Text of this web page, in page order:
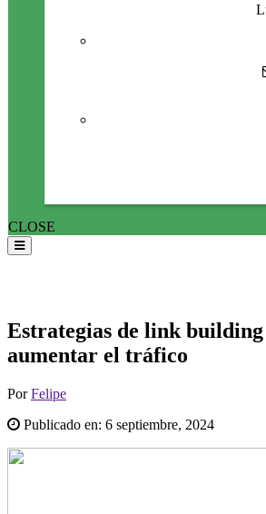
CLOSE
Estrategias de link
aumentar el tráfico
PorFelipe
Publicado en: 6 septiembre, 2024